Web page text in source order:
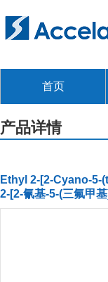
首页
产品详情
Ethyl 2-[2-Cyano-
2-[2-氰基-5-(三氟甲